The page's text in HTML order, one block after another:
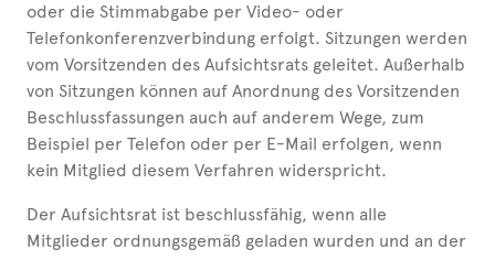
oder die Stimmabgabe per Video- oder
Telefonkonferenzverbindung erfolgt. Sitzungen werden
vom Vorsitzenden des Aufsichtsrats geleitet. Außerhalb
von Sitzungen können auf Anordnung des Vorsitzenden
Beschlussfassungen auch auf anderem Wege, zum
Beispiel per Telefon oder per E-Mail erfolgen, wenn
kein Mitglied diesem Verfahren widerspricht.
Der Aufsichtsrat ist beschlussfähig, wenn alle
Mitglieder ordnungsgemäß geladen wurden und an der